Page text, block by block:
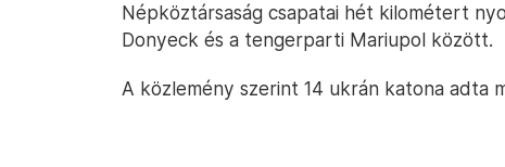
Népköztársaság csapatai hét kilométert
Donyeck és a tengerparti Mariupol között.
A közlemény szerint 14 ukrán katona adta